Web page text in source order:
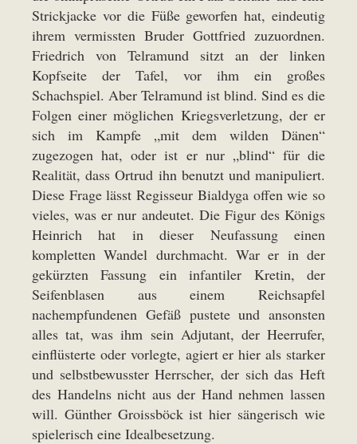
Strickjacke vor die Füße geworfen hat, eindeutig
ihrem vermissten Bruder Gottfried zuzuordnen.
Friedrich von Telramund sitzt an der linken
Kopfseite der Tafel, vor ihm ein großes
Schachspiel. Aber Telramund ist blind. Sind es die
Folgen einer möglichen Kriegsverletzung, der er
sich im Kampfe „mit dem wilden Dänen“
zugezogen hat, oder ist er nur „blind“ für die
Realität, dass Ortrud ihn benutzt und manipuliert.
Diese Frage lässt Regisseur Bialdyga offen wie so
vieles, was er nur andeutet. Die Figur des Königs
Heinrich hat in dieser Neufassung einen
kompletten Wandel durchmacht. War er in der
gekürzten Fassung ein infantiler Kretin, der
Seifenblasen aus einem Reichsapfel
nachempfundenen Gefäß pustete und ansonsten
alles tat, was ihm sein Adjutant, der Heerrufer,
einflüsterte oder vorlegte, agiert er hier als starker
und selbstbewusster Herrscher, der sich das Heft
des Handelns nicht aus der Hand nehmen lassen
will. Günther Groissböck ist hier sängerisch wie
spielerisch eine Idealbesetzung.